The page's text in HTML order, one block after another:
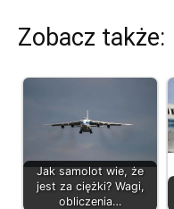
Zobacz także:
Jak samolot wie, że
jest za ciężki? Wagi,
obliczenia…